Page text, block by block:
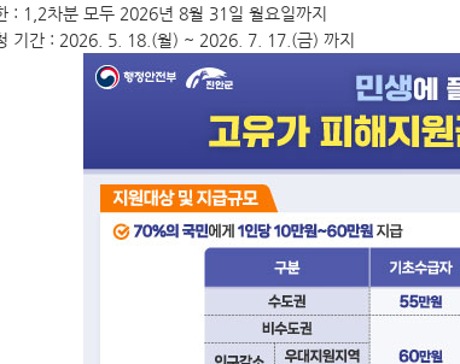
: 1,2차분 모두 2026년 8월 31일 월요일까지
기간 : 2026. 5. 18.(월) ~ 2026. 7. 17.(금) 까지